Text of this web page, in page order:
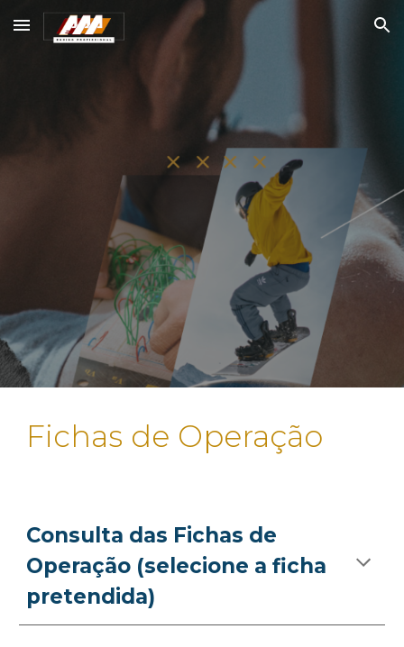
Skip to main content Skip to navigation
Fichas de Operação
Consulta das Fichas de
Operação (selecione a ficha
pretendida)